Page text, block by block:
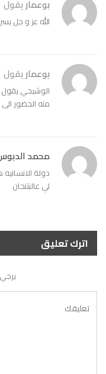
بوعمار يقول
الله عز و جل
بوعمار يقول
الوشيحي
منه الحضور
محمد
دولة
لي عالبتنجان
اترك تعليق